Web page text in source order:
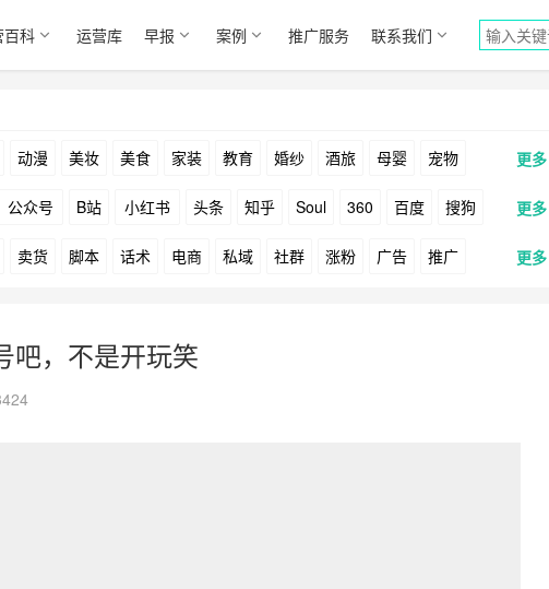
百科 运营库 早报 案例 推广服务 联系我们
动漫 美妆 美食 家装 教育 婚纱 酒旅 母婴 宠物
地产
更多
公众号 B站 小红书 头条 知乎 Soul 360 百度 搜狗
Facebook Tiktok YouTube Yahoo Bing
更多
卖货 脚本 话术 电商 私域 社群 涨粉 广告 推广 更多
吧，不是开玩笑